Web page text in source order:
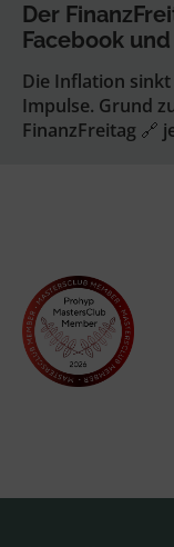
Der
Facebook
Die Inflation
Impulse. Grund
FinanzFreitag 🔗